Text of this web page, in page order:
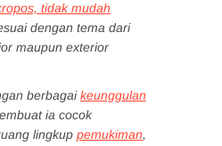
tidak mudah
dengan tema dari
maupun exterior
berbagaikeunggulan
ia cocok
lingkup pemukiman,